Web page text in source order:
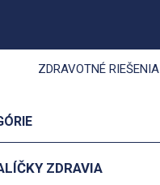
ZDRAVOTNÉ RIEŠENIA
ZDRAVIA